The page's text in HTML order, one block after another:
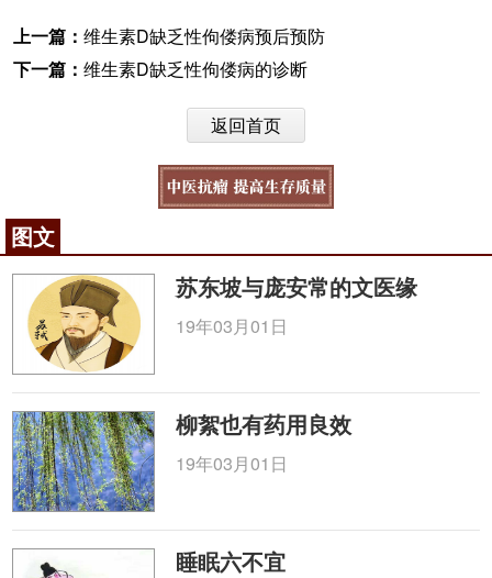
上一篇： 维生素D缺乏性佝偻病预后预防
下一篇： 维生素D缺乏性佝偻病的诊断
返回首页
图文
苏东坡与庞安常的文医缘
19年03月01日
柳絮也有药用良效
19年03月01日
睡眠六不宜